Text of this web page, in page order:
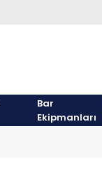
Bar
Ekipmanları